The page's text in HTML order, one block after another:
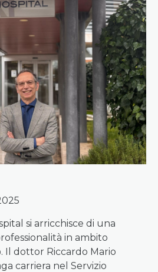
si arricchisce di una
in ambito
Il dottor Riccardo Mario
carriera nel Servizio